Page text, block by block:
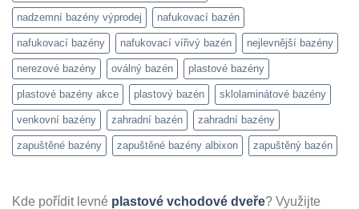
nadzemní bazény výprodej nafukovací bazén
nafukovací bazény nafukovací vířivý bazén nejlevnější bazény
nerezové bazény oválný bazén plastové bazény
plastové bazény akce plastový bazén sklolaminátové bazény
venkovní bazény zahradní bazén zahradní bazény
zapuštěné bazény zapuštěné bazény albixon zapuštěný bazén
Kde pořídit levné plastové vchodové dveře? Využijte